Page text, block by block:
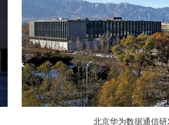
北京华为数据通信研